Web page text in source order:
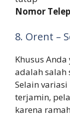
Nomor
8. Orent –
Khusus
adalah salah
Selain
terjamin,
karena